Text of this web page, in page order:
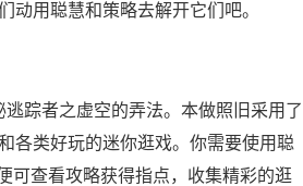
动用聪慧和策略去解开它们吧。
踪者之虚空的弄法。本做照旧采用了
各类好玩的迷你逛戏。你需要使用聪
可查看攻略获得指点，收集精彩的逛